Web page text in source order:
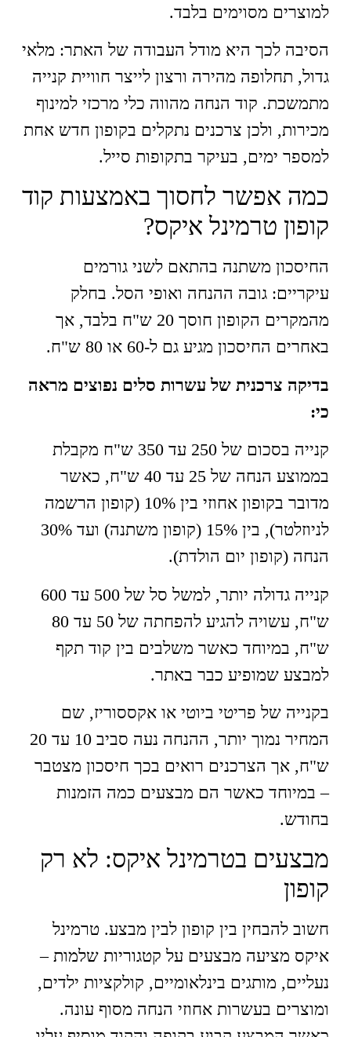
למוצרים מסוימים בלבד.
הסיבה לכך היא מודל העבודה של האתר: מלאי
גדול, תחלופה מהירה ורצון לייצר חוויית קנייה
מתמשכת. קוד הנחה מהווה כלי מרכזי למינוף
מכירות, ולכן צרכנים נתקלים בקופון חדש אחת
למספר ימים, בעיקר בתקופות סייל.
כמה אפשר לחסוך באמצעות קוד
קופון טרמינל איקס?
החיסכון משתנה בהתאם לשני גורמים
עיקריים: גובה ההנחה ואופי הסל. בחלק
מהמקרים הקופון חוסך 20 ש"ח בלבד, אך
באחרים החיסכון מגיע גם ל-60 או 80 ש"ח.
בדיקה צרכנית של עשרות סלים נפוצים מראה
כי:
קנייה בסכום של 250 עד 350 ש"ח מקבלת
בממוצע הנחה של 25 עד 40 ש"ח, כאשר
מדובר בקופון אחוזי בין 10% (קופון הרשמה
לניוזלטר), בין 15% (קופון משתנה) ועד 30%
הנחה (קופון יום הולדת).
קנייה גדולה יותר, למשל סל של 500 עד 600
ש"ח, עשויה להגיע להפחתה של 50 עד 80
ש"ח, במיוחד כאשר משלבים בין קוד תקף
למבצע שמופיע כבר באתר.
בקנייה של פריטי ביוטי או אקססוריז, שם
המחיר נמוך יותר, ההנחה נעה סביב 10 עד 20
ש"ח, אך הצרכנים רואים בכך חיסכון מצטבר
– במיוחד כאשר הם מבצעים כמה הזמנות
בחודש.
מבצעים בטרמינל איקס: לא רק
קופון
חשוב להבחין בין קופון לבין מבצע. טרמינל
איקס מציעה מבצעים על קטגוריות שלמות –
נעליים, מותגים בינלאומיים, קולקציות ילדים,
ומוצרים בעשרות אחוזי הנחה מסוף עונה.